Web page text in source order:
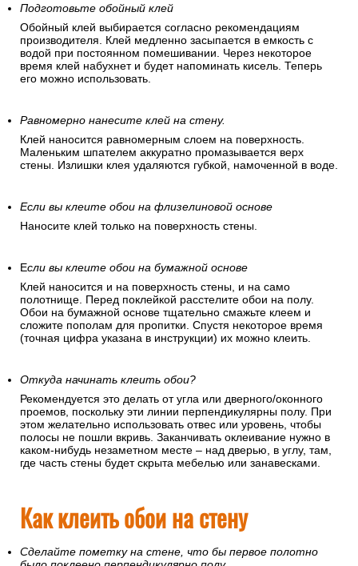
Подготовьте обойный клей
Обойный клей выбирается согласно рекомендациям
производителя. Клей медленно засыпается в емкость с
водой при постоянном помешивании. Через некоторое
время клей набухнет и будет напоминать кисель. Теперь
его можно использовать.
Равномерно нанесите клей на стену.
Клей наносится равномерным слоем на поверхность.
Маленьким шпателем аккуратно промазывается верх
стены. Излишки клея удаляются губкой, намоченной в воде.
Если вы клеите обои на флизелиновой основе
Наносите клей только на поверхность стены.
Если вы клеите обои на бумажной основе
Клей наносится и на поверхность стены, и на само
полотнище. Перед поклейкой расстелите обои на полу.
Обои на бумажной основе тщательно смажьте клеем и
сложите пополам для пропитки. Спустя некоторое время
(точная цифра указана в инструкции) их можно клеить.
Откуда начинать клеить обои?
Рекомендуется это делать от угла или дверного/оконного
проемов, поскольку эти линии перпендикулярны полу. При
этом желательно использовать отвес или уровень, чтобы
полосы не пошли вкривь. Заканчивать оклеивание нужно в
каком-нибудь незаметном месте – над дверью, в углу, там,
где часть стены будет скрыта мебелью или занавесками.
Как клеить обои на стену
Сделайте пометку на стене, что бы первое полотно